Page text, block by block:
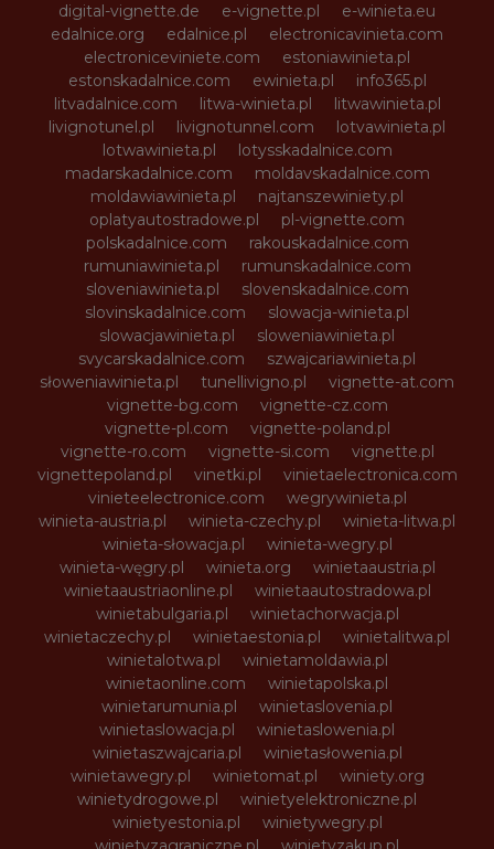
digital-vignette.de
e-vignette.pl
e-winieta.eu
edalnice.org
edalnice.pl
electronicavinieta.com
electroniceviniete.com
estoniawinieta.pl
estonskadalnice.com
ewinieta.pl
info365.pl
litvadalnice.com
litwa-winieta.pl
litwawinieta.pl
livignotunel.pl
livignotunnel.com
lotvawinieta.pl
lotwawinieta.pl
lotysskadalnice.com
madarskadalnice.com
moldavskadalnice.com
moldawiawinieta.pl
najtanszewiniety.pl
oplatyautostradowe.pl
pl-vignette.com
polskadalnice.com
rakouskadalnice.com
rumuniawinieta.pl
rumunskadalnice.com
sloveniawinieta.pl
slovenskadalnice.com
slovinskadalnice.com
slowacja-winieta.pl
slowacjawinieta.pl
sloweniawinieta.pl
svycarskadalnice.com
szwajcariawinieta.pl
słoweniawinieta.pl
tunellivigno.pl
vignette-at.com
vignette-bg.com
vignette-cz.com
vignette-pl.com
vignette-poland.pl
vignette-ro.com
vignette-si.com
vignette.pl
vignettepoland.pl
vinetki.pl
vinietaelectronica.com
vinieteelectronice.com
wegrywinieta.pl
winieta-austria.pl
winieta-czechy.pl
winieta-litwa.pl
winieta-słowacja.pl
winieta-wegry.pl
winieta-węgry.pl
winieta.org
winietaaustria.pl
winietaaustriaonline.pl
winietaautostradowa.pl
winietabulgaria.pl
winietachorwacja.pl
winietaczechy.pl
winietaestonia.pl
winietalitwa.pl
winietalotwa.pl
winietamoldawia.pl
winietaonline.com
winietapolska.pl
winietarumunia.pl
winietaslovenia.pl
winietaslowacja.pl
winietaslowenia.pl
winietaszwajcaria.pl
winietasłowenia.pl
winietawegry.pl
winietomat.pl
winiety.org
winietydrogowe.pl
winietyelektroniczne.pl
winietyestonia.pl
winietywegry.pl